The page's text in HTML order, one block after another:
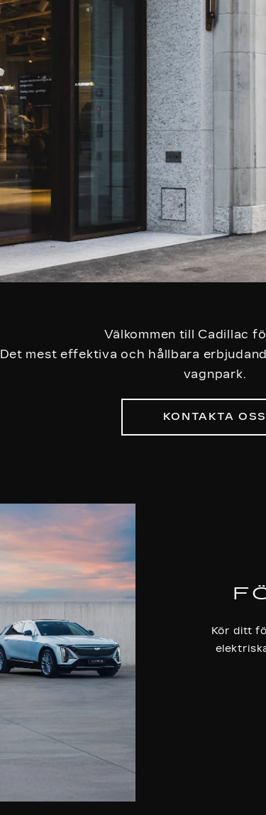
Välkommen till Cadillac
Det mest effektiva och hållbara
vagnpark.
KONTAKTA OSS
Kör ditt